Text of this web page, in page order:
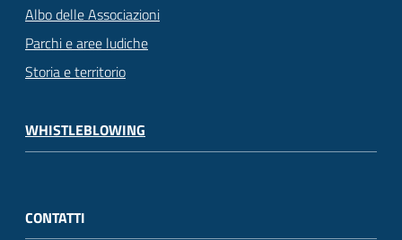
Albo delle Associazioni
Parchi e aree ludiche
Storia e territorio
WHISTLEBLOWING
CONTATTI